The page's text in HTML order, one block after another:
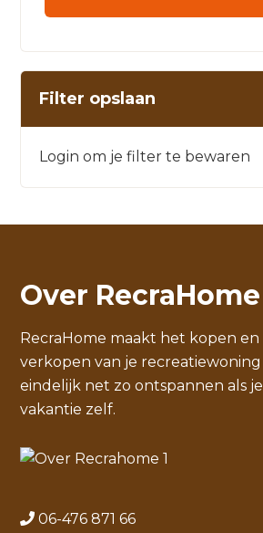
Filter opslaan
Login om je filter te bewaren
Over RecraHome
RecraHome maakt het kopen en
verkopen van je recreatiewoning
eindelijk net zo ontspannen als je
vakantie zelf.
06-476 871 66